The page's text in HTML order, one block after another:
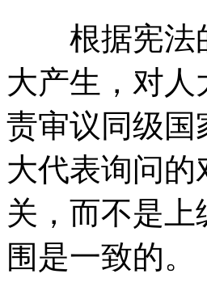
根据宪法
大产生 ， 对人
责审议同级国
大代表询问
关 ， 而不是上
围是一致的。